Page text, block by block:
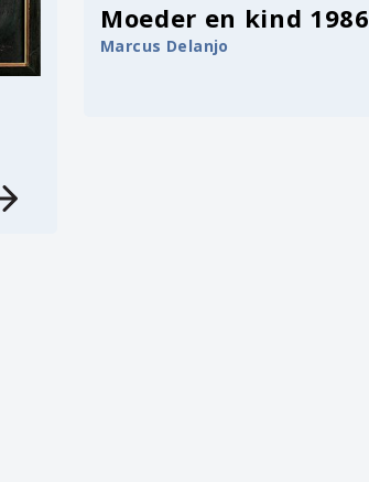
Moeder en kind 1986
Marcus Delanjo